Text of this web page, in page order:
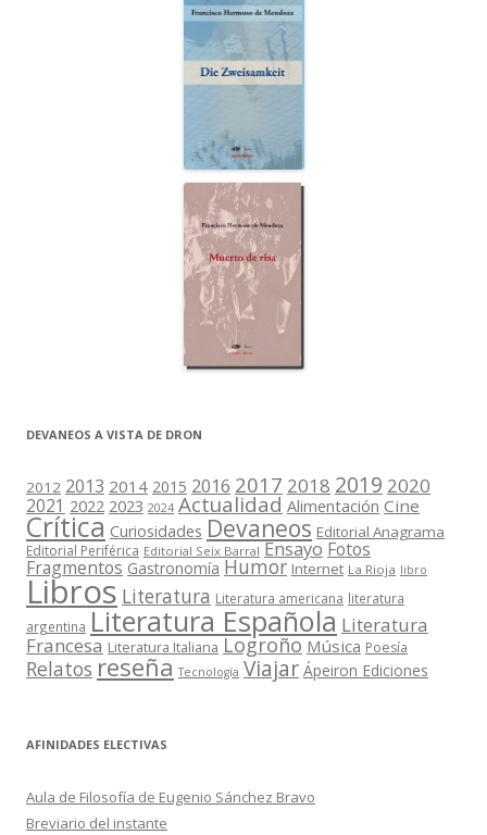
DEVANEOS A VISTA DE DRON
2012 2013 2014 2015 2016 2017 2018 2019 2020
2021 2022 2023 2024 Actualidad Alimentación Cine
Crítica Curiosidades Devaneos Editorial Anagrama
Editorial Periférica Editorial Seix Barral Ensayo Fotos
Fragmentos Gastronomía Humor Internet La Rioja libro
Libros Literatura Literatura americana literatura
argentina Literatura Española Literatura
Francesa Literatura Italiana Logroño Música Poesía
Relatos reseña Tecnología Viajar Ápeiron Ediciones
AFINIDADES ELECTIVAS
Aula de Filosofía de Eugenio Sánchez Bravo
Breviario del instante